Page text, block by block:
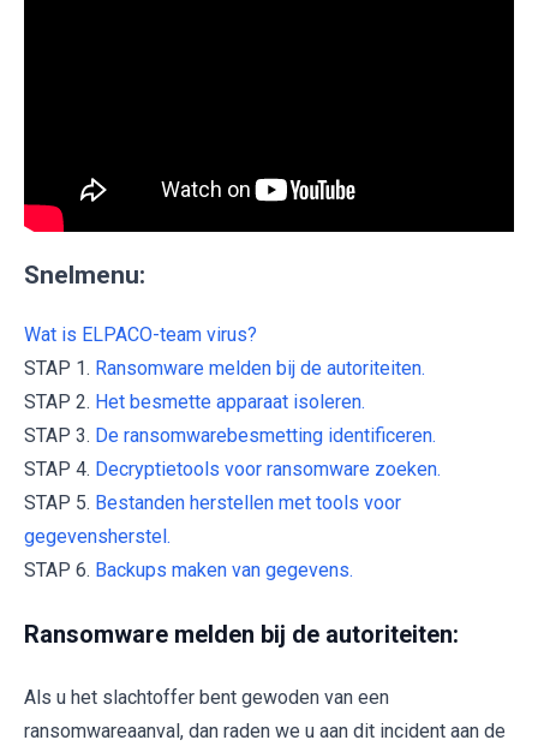
Snelmenu:
Wat is ELPACO-team virus?
STAP 1. Ransomware melden bij de autoriteiten.
STAP 2. Het besmette apparaat isoleren.
STAP 3. De ransomwarebesmetting identificeren.
STAP 4. Decryptietools voor ransomware zoeken.
STAP 5. Bestanden herstellen met tools voor
gegevensherstel.
STAP 6. Backups maken van gegevens.
Ransomware melden bij de autoriteiten:
Als u het slachtoffer bent gewoden van een
ransomwareaanval, dan raden we u aan dit incident aan de